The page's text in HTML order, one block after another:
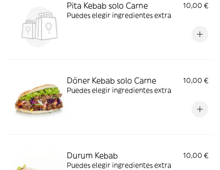
Pita Kebab solo Carne
10,00 €
Puedes elegir ingredientes extra
Döner Kebab solo Carne
10,00 €
Puedes elegir ingredientes extra
Durum Kebab
10,00 €
Puedes elegir ingredientes extra